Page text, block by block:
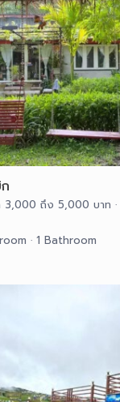
3,000 ถึง 5,000 บาท ·
· 1 Bathroom